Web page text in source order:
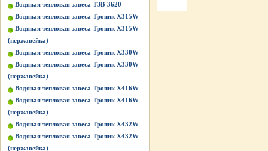
Водяная тепловая завеса ТЗВ-3620
Водяная тепловая завеса Тропик X315W
Водяная тепловая завеса Тропик X315W
(нержавейка)
Водяная тепловая завеса Тропик X330W
Водяная тепловая завеса Тропик X330W
(нержавейка)
Водяная тепловая завеса Тропик X416W
Водяная тепловая завеса Тропик X416W
(нержавейка)
Водяная тепловая завеса Тропик X432W
Водяная тепловая завеса Тропик X432W
(нержавейка)